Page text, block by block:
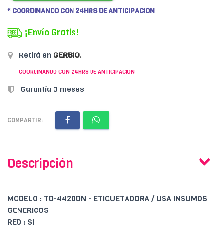
* COORDINANDO CON 24HRS DE ANTICIPACION
¡Envío Gratis!
Retirá en GERBIO.
COORDINANDO CON 24HRS DE ANTICIPACION
Garantía 0 meses
COMPARTIR:
Descripción
MODELO : TD-4420DN - ETIQUETADORA / USA INSUMOS
GENERICOS
RED : SI